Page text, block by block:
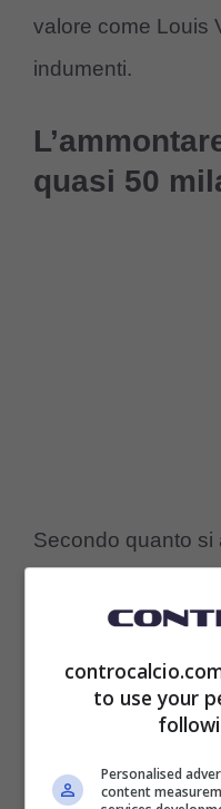
valore come Louis
indumenti.
quasi 50
Secondo quanto si
proprio mentre
partita con ilNapoli
accorto una volta
capire cosa aveva
to use your
Personalised
content